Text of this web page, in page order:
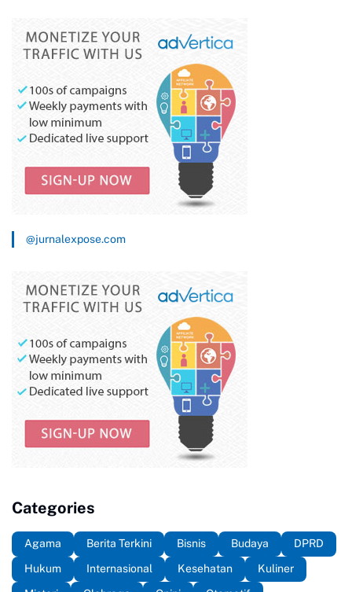
@jurnalexpose.com
Categories
Agama Berita Terkini Bisnis Budaya
DPRD
Hukum
Internasional Kesehatan
Kuliner